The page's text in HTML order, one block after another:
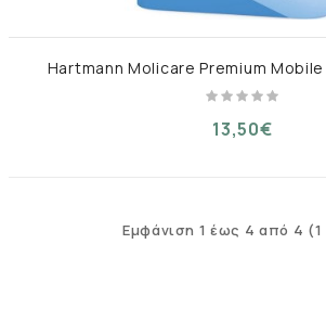
Hartmann Molicare Premium Mobile
13,50€
Εμφάνιση 1 έως 4 από 4 (1